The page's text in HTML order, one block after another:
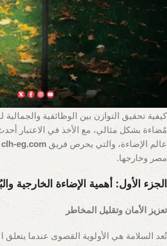
أيضًا في إبراز العناصر المعمارية، وخلق أجواء
استخدام هذه المساحات حتى ساعات الليل.
للإضاءة الخارجية، تبرز الإضاءة الخارجية
كعناصر أساسية لا غنى عنها لتحقيق هذه
هذا المقال هو دليلكم الشامل لاستكشاف عالم
والبُولات، بدءًا من أهميتها وأنواعها المختلفة،
وتصميمها، وصولًا إلى طرق تركيبها
كيفية تحقيق التوازن بين الوظائفية
مُضاءة بشكل مثالي، مع الأخذ في الاعتبار
عالم الإضاءة، والتي يحرص فريق clh-eg.com
مصر وخارجها.
الجزء الأول: أهمية الإضاءة الخارجية
تعزيز الأمان وتقليل المخاطر
تُعد السلامة هي الأولوية القصوى عندما يتعلق